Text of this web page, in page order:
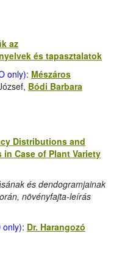
az
és tapasztalatok
only): Mészáros
Bódi Barbara
Distributions and
Case of Plant Variety
és dendogramjainak
növényfajta-leírás
only): Dr. Harangozó